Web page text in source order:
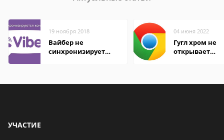
19 ноября 2018
Вайбер не
синхронизирует
04 июня 2022
Гугл хром не
открывает
УЧАСТИЕ